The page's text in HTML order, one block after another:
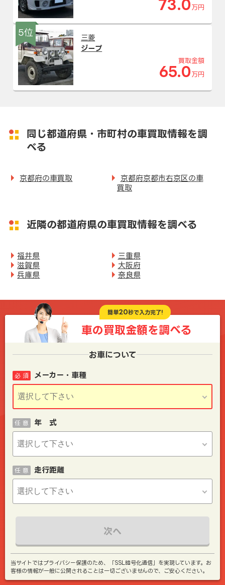
73.0 万円
5位
三菱
ジープ
買取金額
65.0 万円
同じ都道府県・市町村の車買取情報を調
べる
京都府の車買取
京都府京都市右京区の車
買取
近隣の都道府県の車買取情報を調べる
福井県
三重県
滋賀県
大阪府
兵庫県
奈良県
簡単20秒で入力完了!
車の買取金額を調べる
お車について
メーカー・車種
必 須
年 式
任 意
走行距離
任 意
次へ
当サイトではプライバシー保護のため、「SSL暗号化通信」を実現しています。お
客様の情報が一般に公開されることは一切ございませんので、ご安心ください。